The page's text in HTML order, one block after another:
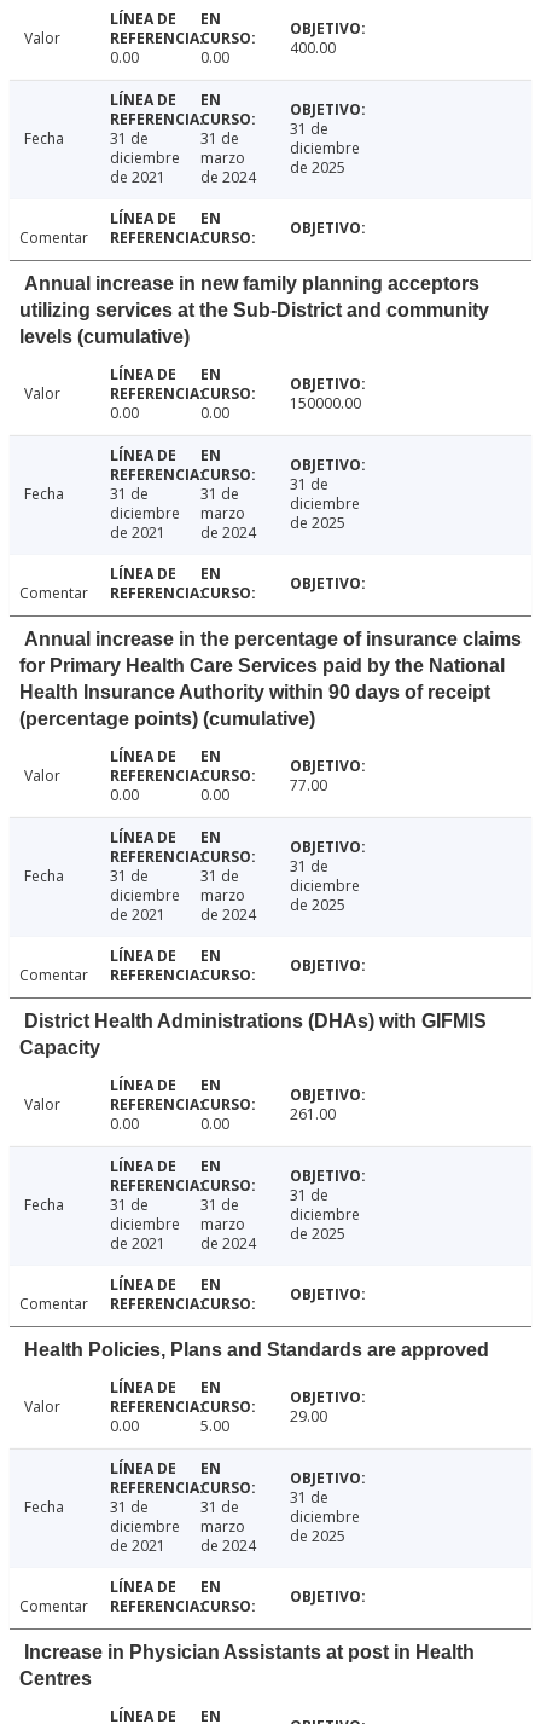
Valor
0.00
0.00 400.00
Fecha
31 de
diciembre
de 2021
31 de
marzo
de 2024
31 de
diciembre
de 2025
Comentar
Annual increase in new family planning acceptors
utilizing services at the Sub-District and community
levels (cumulative)
Valor
0.00
0.00 150000.00
Fecha
31 de
diciembre
de 2021
31 de
marzo
de 2024
31 de
diciembre
de 2025
Comentar
Annual increase in the percentage of insurance claims
for Primary Health Care Services paid by the National
Health Insurance Authority within 90 days of receipt
(percentage points) (cumulative)
Valor
0.00
0.00 77.00
Fecha
31 de
diciembre
de 2021
31 de
marzo
de 2024
31 de
diciembre
de 2025
Comentar
District Health Administrations (DHAs) with GIFMIS
Capacity
Valor
0.00
0.00 261.00
Fecha
31 de
diciembre
de 2021
31 de
marzo
de 2024
31 de
diciembre
de 2025
Comentar
Health Policies, Plans and Standards are approved
Valor
0.00
5.00 29.00
Fecha
31 de
diciembre
de 2021
31 de
marzo
de 2024
31 de
diciembre
de 2025
Comentar
Increase in Physician Assistants at post in Health
Centres